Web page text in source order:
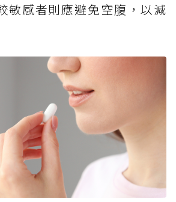
敏感者則應避免空腹，以減